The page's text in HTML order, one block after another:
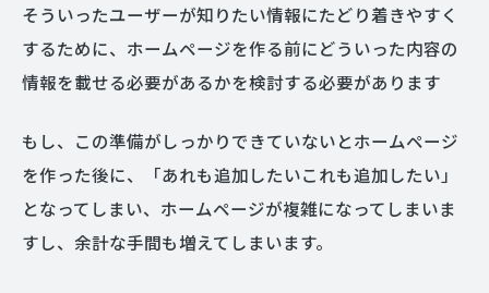
そういったユーザーが知りたい情報にたどり着きやすく
するために、ホームページを作る前にどういった内容の
情報を載せる必要があるかを検討する必要があります
もし、この準備がしっかりできていないとホームページ
を作った後に、「あれも追加したいこれも追加したい」
となってしまい、ホームページが複雑になってしまいま
すし、余計な手間も増えてしまいます。